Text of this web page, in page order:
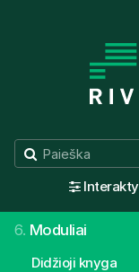
Valdymo
4.Sistemos
Pirmieji žingsniai
6. Moduliai
Didžioji knyga